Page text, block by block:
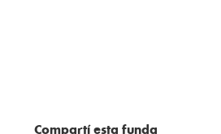
Compartí esta funda